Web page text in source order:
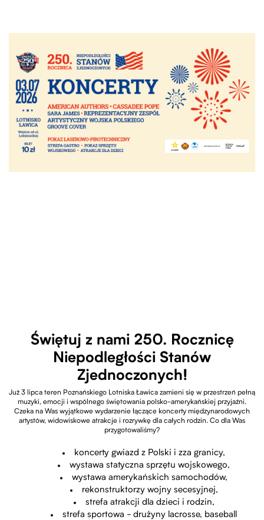
Świętuj z nami 250. Rocznicę
Niepodległości Stanów
Zjednoczonych!
Już 3 lipca teren Poznańskiego Lotniska Ławica zamieni się w przestrzeń pełną
muzyki, emocji i wspólnego świętowania polsko-amerykańskiej przyjaźni.
Czeka na Was wyjątkowe wydarzenie łączące koncerty międzynarodowych
artystów, widowiskowe atrakcje i rozrywkę dla całych rodzin. Co dla Was
przygotowaliśmy?
koncerty gwiazd z Polski i zza granicy,
wystawa statyczna sprzętu wojskowego,
wystawa amerykańskich samochodów,
rekonstruktorzy wojny secesyjnej,
strefa atrakcji dla dzieci i rodzin,
strefa sportowa - drużyny lacrosse, baseball